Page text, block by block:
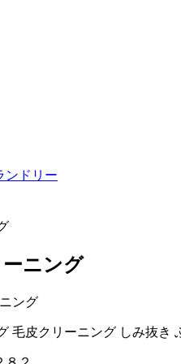
ンドリー
ニング
毛皮クリーニング しみ抜き